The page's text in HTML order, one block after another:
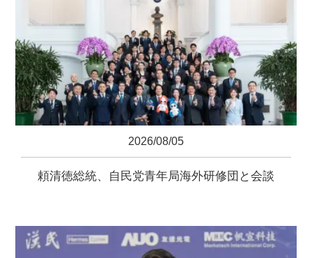
2026/08/05
頼清徳総統、自民党青年局海外研修団と会談